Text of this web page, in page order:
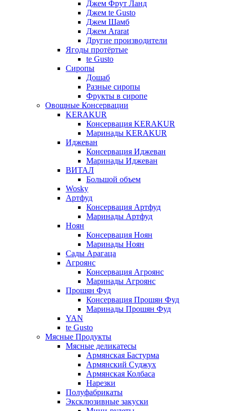
Джем Фрут Ланд
Джем te Gusto
Джем Шамб
Джем Ararat
Другие производители
Ягоды протёртые
te Gusto
Сиропы
Дошаб
Разные сиропы
Фрукты в сиропе
Овощные Консервации
KERAKUR
Консервация KERAKUR
Маринады KERAKUR
Иджеван
Консервация Иджеван
Маринады Иджеван
ВИТАЛ
Большой объем
Wosky
Артфуд
Консервация Артфуд
Маринады Артфуд
Ноян
Консервация Ноян
Маринады Ноян
Сады Арагаца
Агроянс
Консервация Агроянс
Маринады Агроянс
Прошян Фуд
Консервация Прошян Фуд
Маринады Прошян Фуд
YAN
te Gusto
Мясные Продукты
Мясные деликатесы
Армянская Бастурма
Армянский Суджух
Армянская Колбаса
Нарезки
Полуфабрикаты
Эксклюзивные закуски